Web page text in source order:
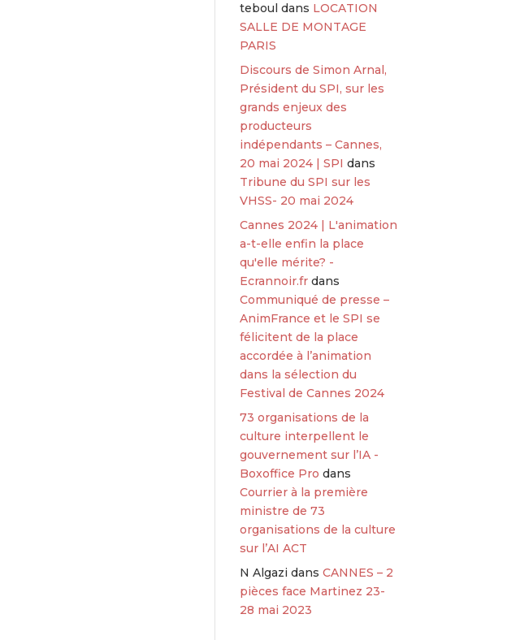
teboul dans LOCATION
SALLE DE MONTAGE
PARIS
Discours de Simon Arnal,
Président du SPI, sur les
grands enjeux des
producteurs
indépendants – Cannes,
20 mai 2024 | SPI dans
Tribune du SPI sur les
VHSS- 20 mai 2024
Cannes 2024 | L'animation
a-t-elle enfin la place
qu'elle mérite? -
Ecrannoir.fr dans
Communiqué de presse –
AnimFrance et le SPI se
félicitent de la place
accordée à l’animation
dans la sélection du
Festival de Cannes 2024
73 organisations de la
culture interpellent le
gouvernement sur l’IA -
Boxoffice Pro dans
Courrier à la première
ministre de 73
organisations de la culture
sur l’AI ACT
N Algazi dansCANNES – 2
pièces face Martinez 23-
28 mai 2023